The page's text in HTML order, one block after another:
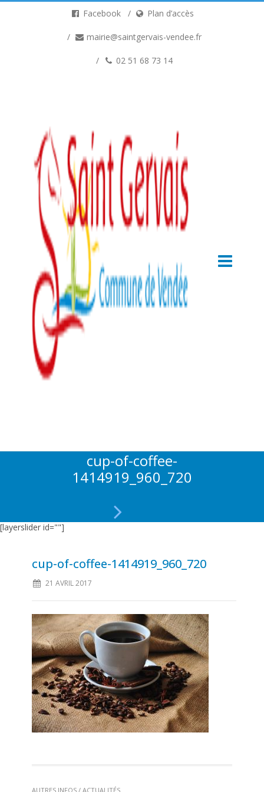
Facebook Plan d’accès
mairie@saintgervais-vendee.fr
02 51 68 73 14
cup-of-coffee-
1414919_960_720
[layerslider id=""]
cup-of-coffee-1414919_960_720
21 AVRIL 2017
AUTRES INFOS / ACTUALITÉS